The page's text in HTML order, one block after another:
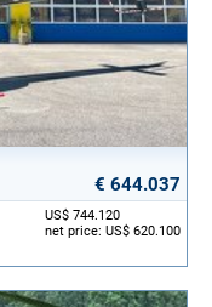
€ 644.037
US$ 744.120
net price: US$ 620.100